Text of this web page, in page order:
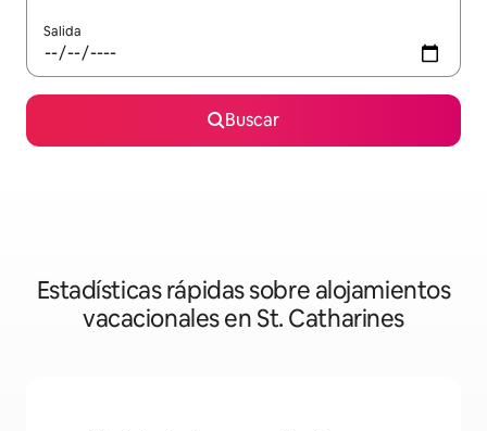
Salida
Buscar
Estadísticas rápidas sobre alojamientos
vacacionales en St. Catharines